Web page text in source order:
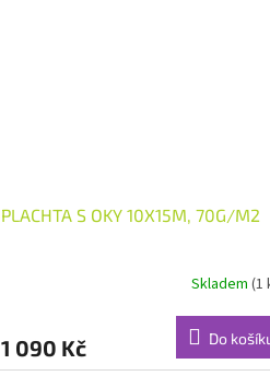
PLACHTA S OKY 10X15M, 70G/M2
Skladem (1
1 090 Kč Do